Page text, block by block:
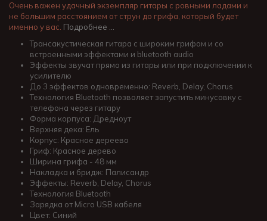
Очень важен удачный экземпляр гитары с ровными ладами и
не большим расстоянием от струн до грифа, который будет
именно у вас. Подробнее …
Трансакустическая гитара с широким грифом и со
встроенными эффектами и bluetooth audio
Эффекты звучат прямо из гитары или при подключении к
усилителю
До 3 эффектов одновременно: Reverb, Delay, Chorus
Технология Bluetooth позволяет запустить минусовку с
телефона через гитару
Форма корпуса: Дредноут
Верхняя дека: Ель
Корпус: Красное дереево
Гриф: Красное дерево
Ширина грифа - 48 мм
Накладка и бридж: Палисандр
Эффекты: Reverb, Delay, Chorus
Технология Bluetooth
Зарядка от Micro USB кабеля
Цвет: Синий